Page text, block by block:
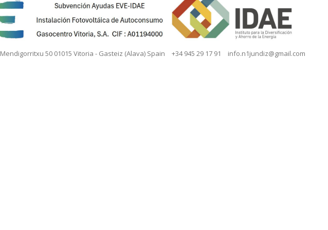
Mendigorritxu 50 01015 Vitoria - Gasteiz (Alava) Spain +34 945 29 17 91 info.n1jundiz@gmail.com